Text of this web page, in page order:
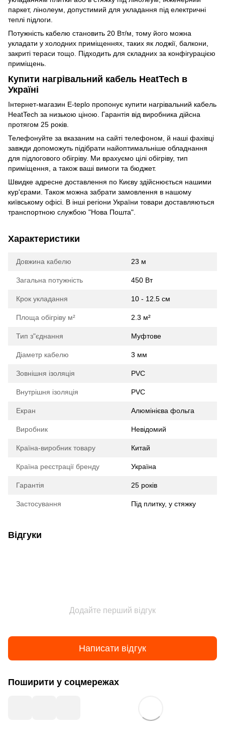
паркет, лінолеум, допустимий для укладання під електричні
теплі підлоги.
Потужність кабелю становить 20 Вт/м, тому його можна
укладати у холодних приміщеннях, таких як лоджії, балкони,
закриті тераси тощо. Підходить для складних за конфігурацією
приміщень.
Купити нагрівальний кабель HeatTech в
Україні
Інтернет-магазин E-teplo пропонує купити нагрівальний кабель
HeatTech за низькою ціною. Гарантія від виробника дійсна
протягом 25 років.
Телефонуйте за вказаним на сайті телефоном, й наші фахівці
завжди допоможуть підібрати найоптимальніше обладнання
для підлогового обігріву. Ми врахуємо цілі обігріву, тип
приміщення, а також ваші вимоги та бюджет.
Швидке адресне доставлення по Києву здійснюється нашими
кур'єрами. Також можна забрати замовлення в нашому
київському офісі. В інші регіони України товари доставляються
транспортною службою "Нова Пошта".
Характеристики
Довжина кабелю 23 м
Загальна потужність 450 Вт
Крок укладання 10 - 12.5 см
Площа обігріву м² 2.3 м²
Тип з"єднання Муфтове
Діаметр кабелю 3 мм
Зовнішня ізоляція PVС
Внутрішня ізоляція PVC
Екран Алюмінієва фольга
Виробник Невідомий
Країна-виробник товару Китай
Країна реєстрації бренду Україна
Гарантія 25 років
Застосування Під плитку, у стяжку
Відгуки
Додайте перший відгук
Написати відгук
Поширити у соцмережах